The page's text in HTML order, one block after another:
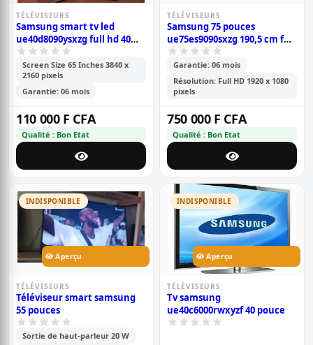
TÉLÉVISEURS
Samsung smart tv led
ue40d8090ysxzg full hd 40
pouces, écran plat (102 cm)
Screen Size 65 Inches 3840 x
2160 pixels
Garantie: 06 mois
110 000 F CFA
Qualité : Bon Etat
TÉLÉVISEURS
Samsung 75 pouces
ue75es9090sxzg 190,5 cm full
hd smart tv wifi noir avec
webcam
Garantie: 06 mois
Résolution: Full HD 1920 x 1080
pixels
750 000 F CFA
Qualité : Bon Etat
INDISPONIBLE
Aperçu
TÉLÉVISEURS
Téléviseur smart samsung
55 pouces
Sortie de haut-parleur 20 W
INDISPONIBLE
Aperçu
TÉLÉVISEURS
Tv samsung
ue40c6000rwxyzf 40 pouce